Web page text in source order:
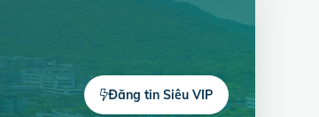
Đăng tin Siêu VIP